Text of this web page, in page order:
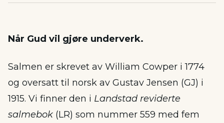
Når Gud vil gjøre underverk.
Salmen er skrevet av William Cowper i 1774
og oversatt til norsk av Gustav Jensen (GJ) i
1915. Vi finner den i Landstad reviderte
salmebok (LR) som nummer 559 med fem